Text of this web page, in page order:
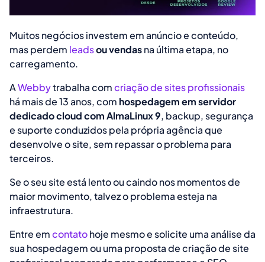
Muitos negócios investem em anúncio e conteúdo,
mas perdem leadsou vendasna última etapa, no
carregamento.
AWebbytrabalha comcriação de sites profissionais
há mais de 13 anos, com hospedagem em servidor
dedicado cloud com AlmaLinux 9, backup, segurança
e suporte conduzidos pela própria agência que
desenvolve o site, sem repassar o problema para
terceiros.
Se o seu site está lento ou caindo nos momentos de
maior movimento, talvez o problema esteja na
infraestrutura.
Entre emcontatohoje mesmo e solicite uma análise da
sua hospedagem ou uma proposta de criação de site